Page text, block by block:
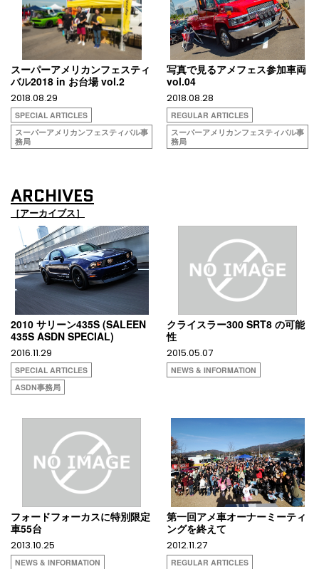
スーパーアメリカンフェスティ
バル2018 in お台場 vol.2
2018.08.29
SPECIAL ARTICLES
スーパーアメリカンフェスティバル事
務局
写真で見るアメフェス参加車両
vol.04
2018.08.28
REGULAR ARTICLES
スーパーアメリカンフェスティバル事
務局
ARCHIVES
［アーカイブス］
2010 サリーン435S (SALEEN
435S ASDN SPECIAL)
2016.11.29
SPECIAL ARTICLES
ASDN事務局
クライスラー300 SRT8 の可能
性
2015.05.07
NEWS & INFORMATION
フォードフォーカスに特別限定
車55台
2013.10.25
NEWS & INFORMATION
第一回アメ車オーナーミーティ
ングを終えて
2012.11.27
REGULAR ARTICLES